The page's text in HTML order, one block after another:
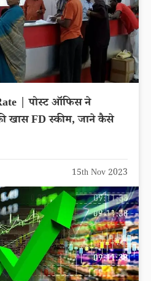
| पोस्ट ऑफिस ने
खास FD स्कीम, जाने कैसे
15th Nov 2023